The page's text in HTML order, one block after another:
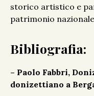
storico artistico e
patrimonio
Bibliografia:
– Paolo Fabbri,
donizettiano a